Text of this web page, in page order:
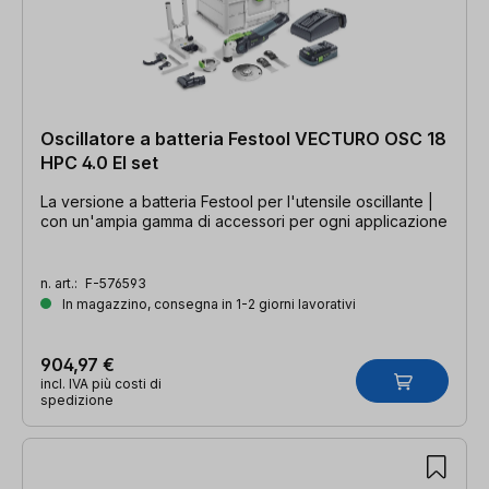
Oscillatore a batteria Festool VECTURO OSC 18
HPC 4.0 EI set
La versione a batteria Festool per l'utensile oscillante |
con un'ampia gamma di accessori per ogni applicazione
n. art.: F-576593
In magazzino, consegna in 1-2 giorni lavorativi
904,97 €
incl. IVA più costi di
spedizione